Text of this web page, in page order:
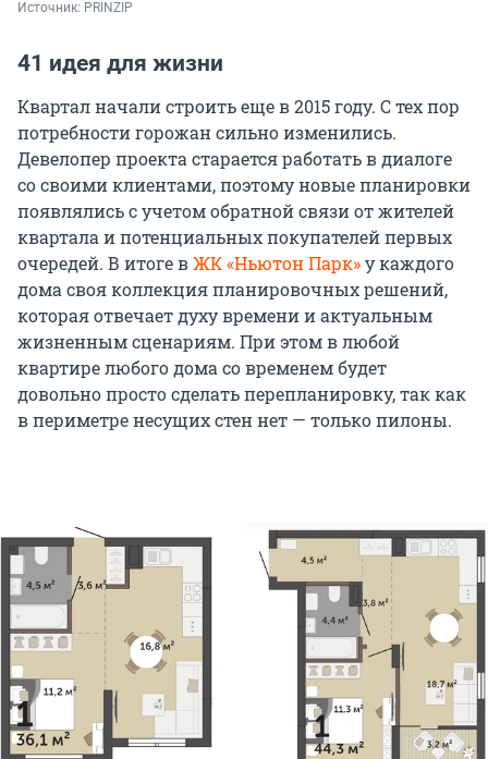
Источник: PRINZIP
41 идея для жизни
Квартал начали строить еще в 2015 году. С тех пор
потребности горожан сильно изменились.
Девелопер проекта старается работать в диалоге
со своими клиентами, поэтому новые планировки
появлялись с учетом обратной связи от жителей
квартала и потенциальных покупателей первых
очередей. В итоге вЖК «Ньютон Парк»у каждого
дома своя коллекция планировочных решений,
которая отвечает духу времени и актуальным
жизненным сценариям. При этом в любой
квартире любого дома со временем будет
довольно просто сделать перепланировку, так как
в периметре несущих стен нет — только пилоны.